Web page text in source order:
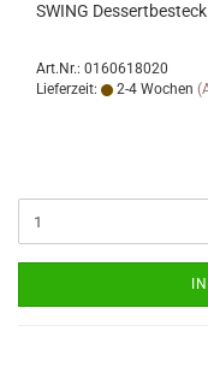
SWING
Art.Nr.: 0160618020
Lieferzeit:
2-4 Wochen